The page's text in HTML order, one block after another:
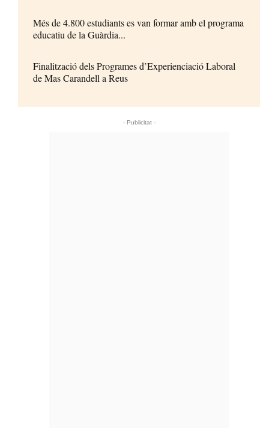
Més de 4.800 estudiants es van formar amb el programa
educatiu de la Guàrdia...
Finalització dels Programes d’Experienciació Laboral
de Mas Carandell a Reus
- Publicitat -